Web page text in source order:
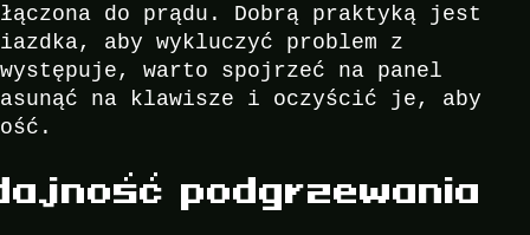
do prądu. Dobrą praktyką jest
aby wykluczyć problem z
warto spojrzeć na panel
na klawisze i oczyścić je, aby
podgrzewania